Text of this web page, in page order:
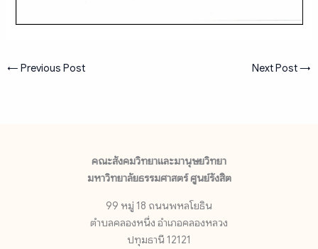
← Previous Post Next Post→
คณะสังคมวิทยาและมานุษยวิทยา
มหาวิทยาลัยธรรมศาสตร์ ศูนย์รังสิต
99 หมู่ 18 ถนนพหลโยธิน
ตำบลคลองหนึ่ง อำเภอคลองหลวง
ปทุมธานี 12121